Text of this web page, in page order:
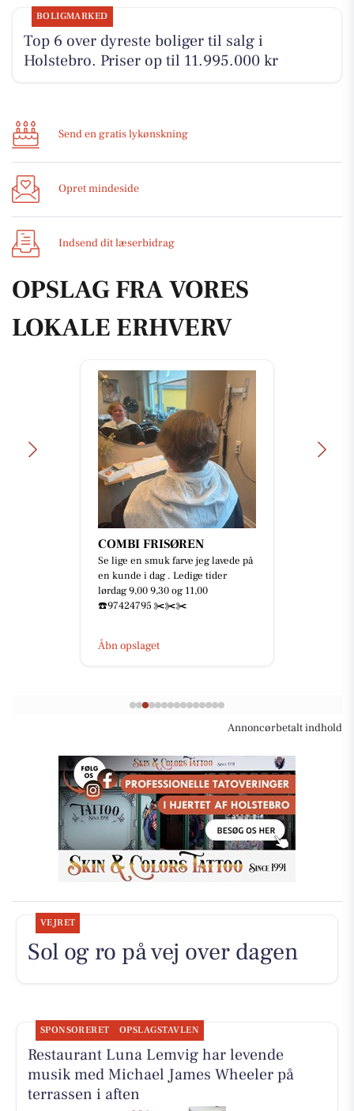
BOLIGMARKED
Top 6 over dyreste boliger til salg i
Holstebro. Priser op til 11.995.000 kr
Send en gratis lykønskning
Opret mindeside
Indsend dit læserbidrag
OPSLAG FRA VORES
LOKALE ERHVERV
COMBI FRISØREN
Se lige en smuk farve jeg lavede på
en kunde i dag . Ledige tider
lørdag 9,00 9,30 og 11,00
☎️97424795 ✂️✂️✂️
Åbn opslaget
Annoncørbetalt indhold
VEJRET
Sol og ro på vej over dagen
SPONSORERET OPSLAGSTAVLEN
Restaurant Luna Lemvig har levende
musik med Michael James Wheeler på
terrassen i aften